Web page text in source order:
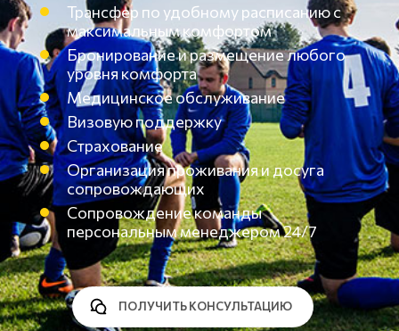
Трансфер по удобному расписанию с
максимальным комфортом
Бронирование и размещение любого
уровня комфорта
Медицинское обслуживание
Визовую поддержку
Страхование
Организация проживания и досуга
сопровождающих
Сопровождение команды
персональным менеджером 24/7
ПОЛУЧИТЬ КОНСУЛЬТАЦИЮ